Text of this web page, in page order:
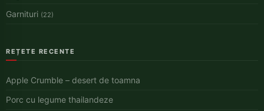
Garnituri (22)
REȚETE RECENTE
Apple Crumble – desert de toamna
Porc cu legume thailandeze